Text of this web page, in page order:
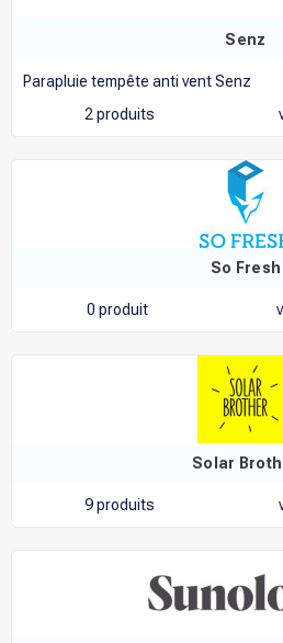
Senz
Parapluie tempête anti vent Senz
2 produits
So Fresh
0 produit
Solar
9 produits